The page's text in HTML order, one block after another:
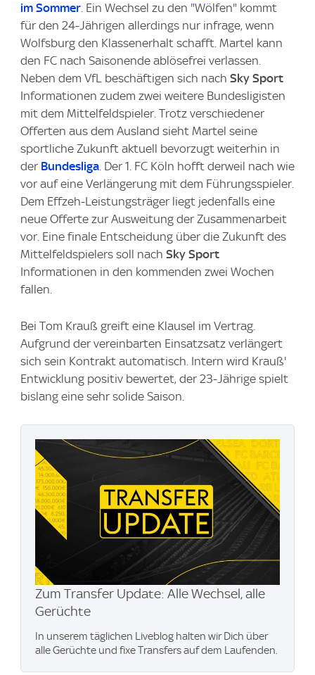
im Sommer. Ein Wechsel zu den "Wölfen" kommt
für den 24-Jährigen allerdings nur infrage, wenn
Wolfsburg den Klassenerhalt schafft. Martel kann
den FC nach Saisonende ablösefrei verlassen.
Neben dem VfL beschäftigen sich nach Sky Sport
Informationen zudem zwei weitere Bundesligisten
mit dem Mittelfeldspieler. Trotz verschiedener
Offerten aus dem Ausland sieht Martel seine
sportliche Zukunft aktuell bevorzugt weiterhin in
der Bundesliga. Der 1. FC Köln hofft derweil nach wie
vor auf eine Verlängerung mit dem Führungsspieler.
Dem Effzeh-Leistungsträger liegt jedenfalls eine
neue Offerte zur Ausweitung der Zusammenarbeit
vor. Eine finale Entscheidung über die Zukunft des
Mittelfeldspielers soll nach Sky Sport
Informationen in den kommenden zwei Wochen
fallen.
Bei Tom Krauß greift eine Klausel im Vertrag.
Aufgrund der vereinbarten Einsatzsatz verlängert
sich sein Kontrakt automatisch. Intern wird Krauß'
Entwicklung positiv bewertet, der 23-Jährige spielt
bislang eine sehr solide Saison.
Zum Transfer Update: Alle Wechsel, alle
Gerüchte
In unserem täglichen Liveblog halten wir Dich über
alle Gerüchte und fixe Transfers auf dem Laufenden.